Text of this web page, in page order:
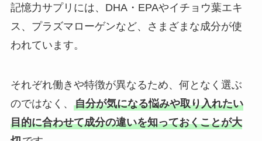
記憶力サプリには、DHA・EPAやイチョウ葉エキ
ス、プラズマローゲンなど、さまざまな成分が使
われています。
それぞれ働きや特徴が異なるため、何となく選ぶ
のではなく、 自分が気になる悩みや取り入れたい
目的に合わせて成分の違いを知っておくことが大